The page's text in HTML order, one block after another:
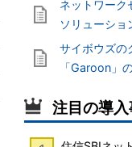
ネットワーク
ソリューショ
サイボウズの
「Garoon」